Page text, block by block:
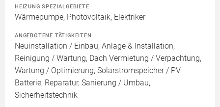
HEIZUNG SPEZIALGEBIETE
Wärmepumpe, Photovoltaik, Elektriker
ANGEBOTENE TÄTIGKEITEN
Neuinstallation / Einbau, Anlage & Installation,
Reinigung / Wartung, Dach Vermietung / Verpachtung,
Wartung / Optimierung, Solarstromspeicher / PV
Batterie, Reparatur, Sanierung / Umbau,
Sicherheitstechnik